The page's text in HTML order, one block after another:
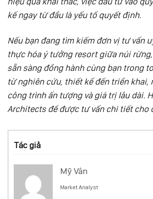
kế ngay từ đầu là yếu tố quyết định.
Nếu bạn đang tìm kiếm đơn vị tư vấn
thực hóa ý tưởng resort giữa núi rừng,
sẵn sàng đồng hành cùng bạn trong
từ nghiên cứu, thiết kế đến triển khai,
công trình ấn tượng và giá trị lâu dài.
Architects để được tư vấn chi tiết cho
Tác giả
Mỹ Vân
Market Analyst